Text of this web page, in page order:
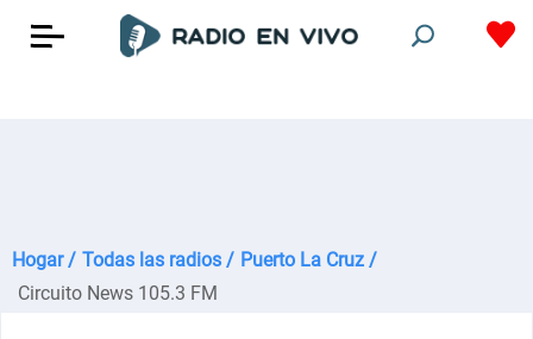
Hogar / Todas las radios / Puerto La Cruz /
Circuito News 105.3 FM